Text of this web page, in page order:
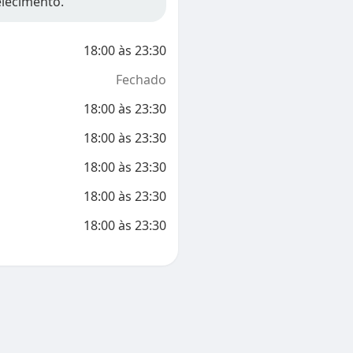
18:00às 23:30
Fechado
18:00às 23:30
18:00às 23:30
18:00às 23:30
18:00às 23:30
18:00às 23:30